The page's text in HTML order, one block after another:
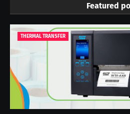
Featured
THERMAL TRANSFER